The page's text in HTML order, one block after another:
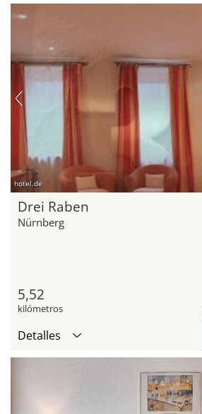
hotel.de
Drei Raben
Nürnberg
5,52
kilómetros
Detalles